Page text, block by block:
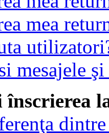
mea
mesajele
înscrierea